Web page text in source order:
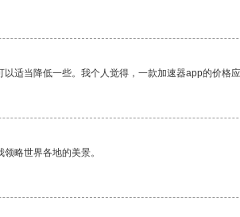
适当降低一些。我个人觉得，一款加速器app的价格
略世界各地的美景。